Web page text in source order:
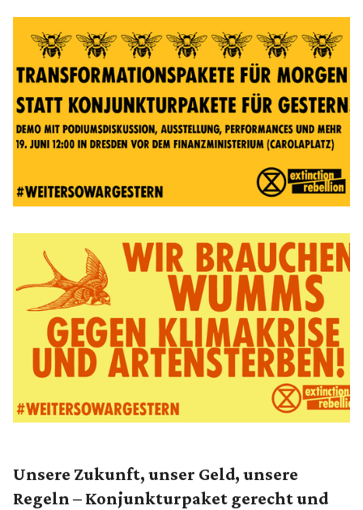
Unsere Zukunft, unser Geld, unsere
Regeln – Konjunkturpaket gerecht und